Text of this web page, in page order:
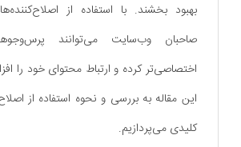
بهبود بخشند. با استفاده از
صاحبان وب‌سایت می‌توانند
اختصاصی‌تر کرده و ارتباط محتوای خود را
این مقاله به بررسی و نحوه استفاده از
کلیدی می‌پردازیم.